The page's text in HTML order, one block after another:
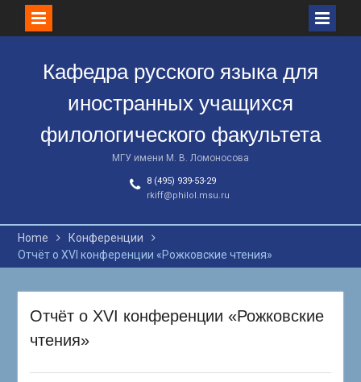
Кафедра русского языка для
иностранных учащихся
филологического факультета
МГУ имени М. В. Ломоносова
8 (495) 939-53-29
rkiff@philol.msu.ru
Home
Конференции
Отчёт о XVI конференции «Рожковские чтения»
Отчёт о XVI конференции «Рожковские
чтения»